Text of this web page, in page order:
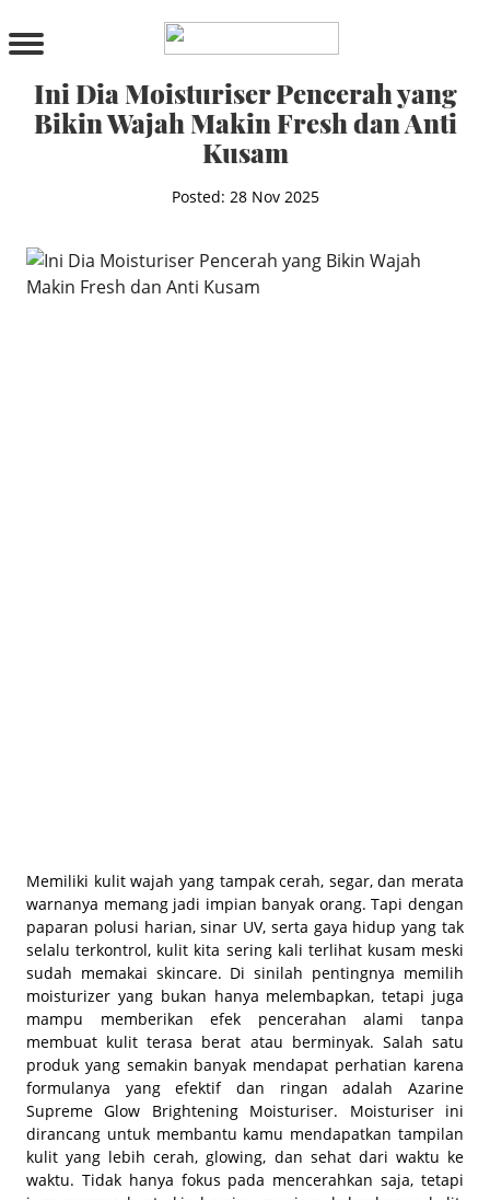
PRODUCTS
Cleanser
Toner
Serum & Treatment
Moisturizer
Sunscreen
Ini Dia Moisturiser Pencerah yang
Bikin Wajah Makin Fresh dan Anti
Kusam
Posted: 28 Nov 2025
Memiliki kulit wajah yang tampak cerah, segar, dan merata
warnanya memang jadi impian banyak orang. Tapi dengan
paparan polusi harian, sinar UV, serta gaya hidup yang tak
selalu terkontrol, kulit kita sering kali terlihat kusam meski
sudah memakai skincare. Di sinilah pentingnya memilih
moisturizer yang bukan hanya melembapkan, tetapi juga
mampu memberikan efek pencerahan alami tanpa
membuat kulit terasa berat atau berminyak. Salah satu
produk yang semakin banyak mendapat perhatian karena
formulanya yang efektif dan ringan adalah Azarine
Supreme Glow Brightening Moisturiser. Moisturiser ini
dirancang untuk membantu kamu mendapatkan tampilan
kulit yang lebih cerah, glowing, dan sehat dari waktu ke
waktu. Tidak hanya fokus pada mencerahkan saja, tetapi